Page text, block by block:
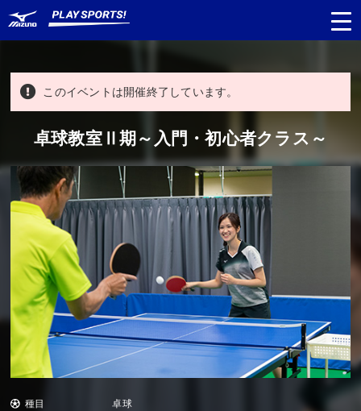
種目から探す
日程から探す
対象年齢 から探す
このイベントは開催終了しています。
卓球教室Ⅱ期～入門・初心者クラス～
種目 卓球